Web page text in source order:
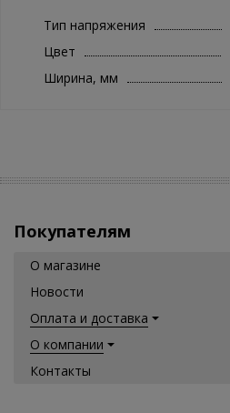
Тип напряжения
Цвет
Ширина, мм
Покупателям
О магазине
Новости
Оплата и доставка
О компании
Контакты